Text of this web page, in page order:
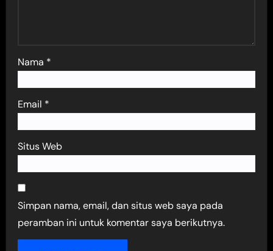
Nama *
Email *
Situs Web
Simpan nama, email, dan situs web saya pada
peramban ini untuk komentar saya berikutnya.